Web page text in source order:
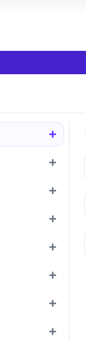
+
+
+
+
+
+
+
+